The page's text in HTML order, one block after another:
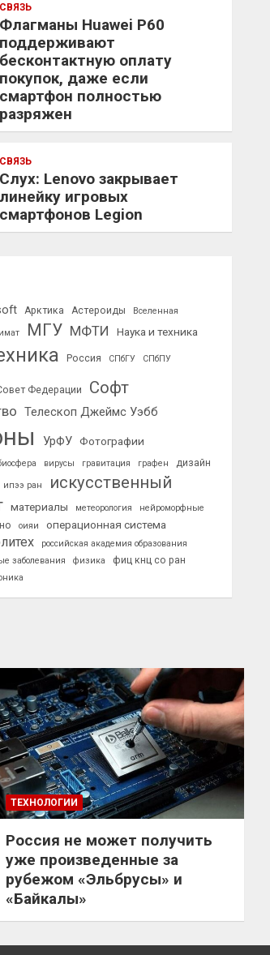
СВЯЗЬ
Флагманы Huawei P60
поддерживают
бесконтактную оплату
покупок, даже если
смартфон полностью
разряжен
СВЯЗЬ
Слух: Lenovo закрывает
линейку игровых
смартфонов Legion
Арктика Астероиды Вселенная
МГУ МФТИ Наука и техника
Россия СПбГУ СПбПУ
Федерации Софт
Телескоп Джеймс Уэбб
УрФУ Фотографии
вирусы гравитация графен
дизайн
ипээ ран
искусственный
материалы метеорология
нейроморфные
оияи операционная система
российская академия образования
заболевания
физика фиц кнц со ран
ТЕХНОЛОГИИ
Россия не может получить
уже произведенные за
рубежом «Эльбрусы» и
«Байкалы»